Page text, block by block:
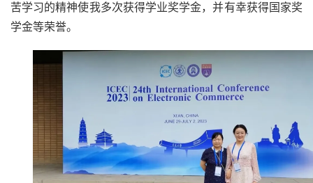
苦学习的精神使我多次获得学业奖学金，并有幸获得国家奖
学金等荣誉。